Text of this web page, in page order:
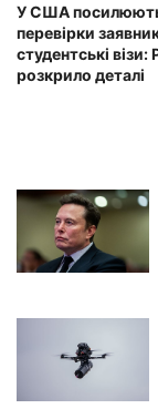
У США
перевірки
студентські візи:
розкрило деталі